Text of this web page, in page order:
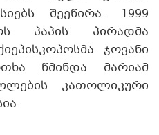
შეეწირა. 1999
პაპის პირადმა
ჯოვანი
წმინდა მარიამ
კათოლიკური